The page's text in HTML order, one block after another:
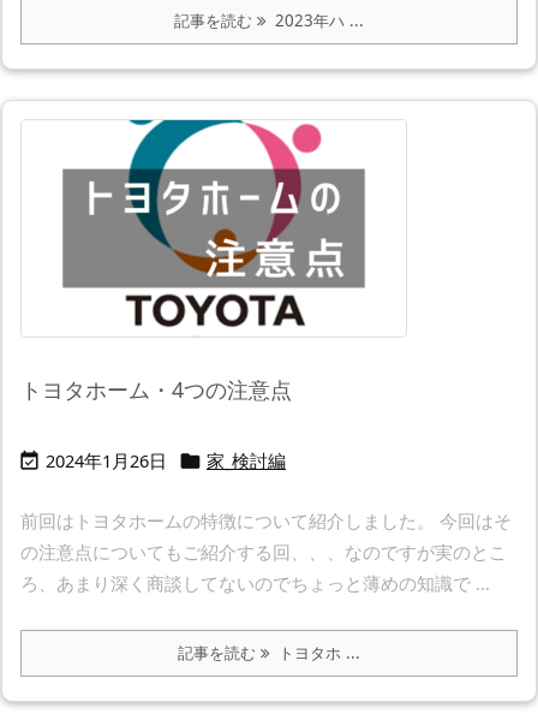
記事を読む 2023年ハ ...
トヨタホーム・4つの注意点
 2024年1月26日  家_検討編
前回はトヨタホームの特徴について紹介しました。 今回はそ
の注意点についてもご紹介する回、、、なのですが実のとこ
ろ、あまり深く商談してないのでちょっと薄めの知識で ...
記事を読む トヨタホ ...